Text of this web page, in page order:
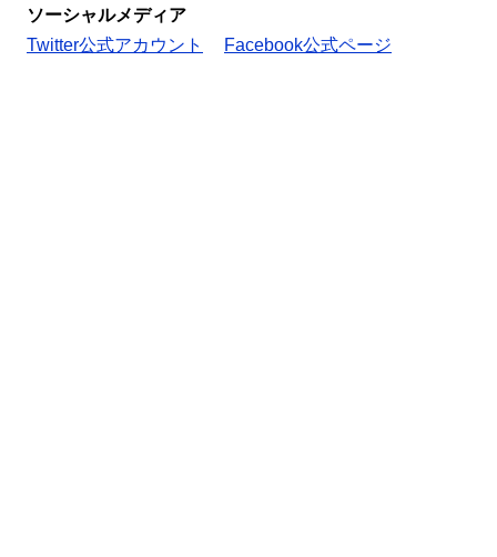
ソーシャルメディア
Twitter公式アカウント
Facebook公式ページ